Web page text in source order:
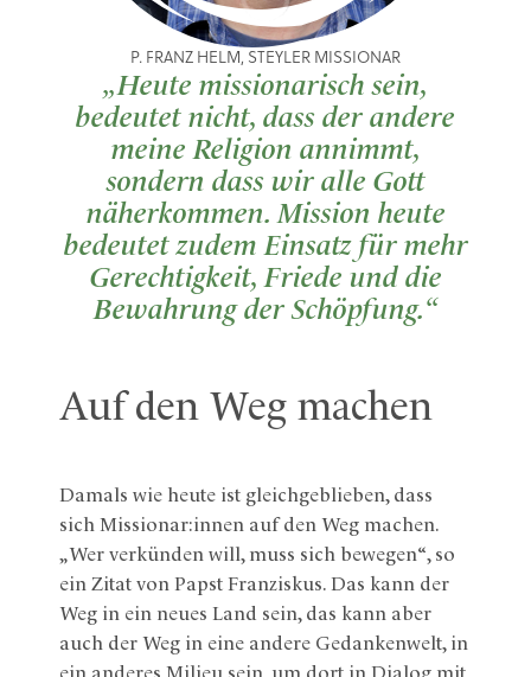
P. FRANZ HELM, STEYLER MISSIONAR
„Heute missionarisch sein,
bedeutet nicht, dass der andere
meine Religion annimmt,
sondern dass wir alle Gott
näherkommen. Mission heute
bedeutet zudem Einsatz für mehr
Gerechtigkeit, Friede und die
Bewahrung der Schöpfung.“
Auf den Weg machen
Damals wie heute ist gleichgeblieben, dass
sich Missionar:innen auf den Weg machen.
„Wer verkünden will, muss sich bewegen“, so
ein Zitat von Papst Franziskus. Das kann der
Weg in ein neues Land sein, das kann aber
auch der Weg in eine andere Gedankenwelt, in